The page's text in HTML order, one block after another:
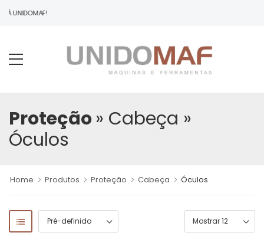
À UNIDOMAF!
Proteção» Cabeça »
Óculos
Home Produtos Proteção Cabeça Óculos